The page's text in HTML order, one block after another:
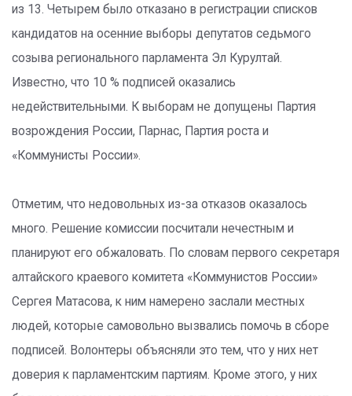
из 13. Четырем было отказано в регистрации списков
кандидатов на осенние выборы депутатов седьмого
созыва регионального парламента Эл Курултай.
Известно, что 10 % подписей оказались
недействительными. К выборам не допущены Партия
возрождения России, Парнас, Партия роста и
«Коммунисты России».
Отметим, что недовольных из-за отказов оказалось
много. Решение комиссии посчитали нечестным и
планируют его обжаловать. По словам первого секретаря
алтайского краевого комитета «Коммунистов России»
Сергея Матасова, к ним намерено заслали местных
людей, которые самовольно вызвались помочь в сборе
подписей. Волонтеры объясняли это тем, что у них нет
доверия к парламентским партиям. Кроме этого, у них